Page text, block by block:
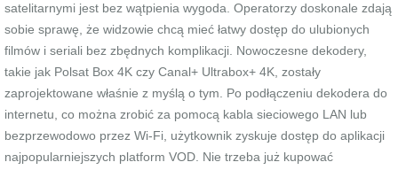
satelitarnymi jest bez wątpienia wygoda. Operatorzy doskonale zdają
sobie sprawę, że widzowie chcą mieć łatwy dostęp do ulubionych
filmów i seriali bez zbędnych komplikacji. Nowoczesne dekodery,
takie jak Polsat Box 4K czy Canal+ Ultrabox+ 4K, zostały
zaprojektowane właśnie z myślą o tym. Po podłączeniu dekodera do
internetu, co można zrobić za pomocą kabla sieciowego LAN lub
bezprzewodowo przez Wi-Fi, użytkownik zyskuje dostęp do aplikacji
najpopularniejszych platform VOD. Nie trzeba już kupować